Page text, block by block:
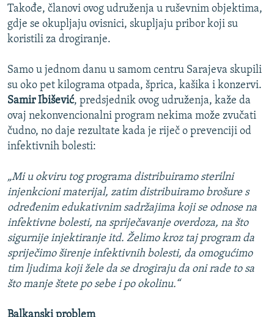
Takođe, članovi ovog udruženja u ruševnim objektima,
gdje se okupljaju ovisnici, skupljaju pribor koji su
koristili za drogiranje.
Samo u jednom danu u samom centru Sarajeva skupili
su oko pet kilograma otpada, šprica, kašika i konzervi.
Samir Ibišević, predsjednik ovog udruženja, kaže da
ovaj nekonvencionalni program nekima može zvučati
čudno, no daje rezultate kada je riječ o prevenciji od
infektivnih bolesti:
„Mi u okviru tog programa distribuiramo sterilni
injenkcioni materijal, zatim distribuiramo brošure s
određenim edukativnim sadržajima koji se odnose na
infektivne bolesti, na spriječavanje overdoza, na što
sigurnije injektiranje itd. Želimo kroz taj program da
spriječimo širenje infektivnih bolesti, da omogućimo
tim ljudima koji žele da se drogiraju da oni rade to sa
što manje štete po sebe i po okolinu.“